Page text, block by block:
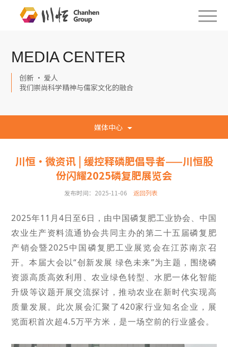
MEDIA CENTER
创新 · 爱人
我们崇尚科学精神与儒家文化的融合
媒体中心
川恒·微资讯 | 缓控释磷肥倡导者——川恒股
份闪耀2025磷复肥展览会
发布时间：2025-11-06 返回列表
2025年11月4日至6日，由中国磷复肥工业协会、中国
农业生产资料流通协会共同主办的第二十五届磷复肥
产销会暨2025中国磷复肥工业展览会在江苏南京召
开。本届大会以“创新发展 绿色未来”为主题，围绕磷
资源高质高效利用、农业绿色转型、水肥一体化智能
升级等议题开展交流探讨，推动农业在新时代实现高
质量发展。此次展会汇聚了420家行业知名企业，展
览面积首次超4.5万平方米，是一场空前的行业盛会。